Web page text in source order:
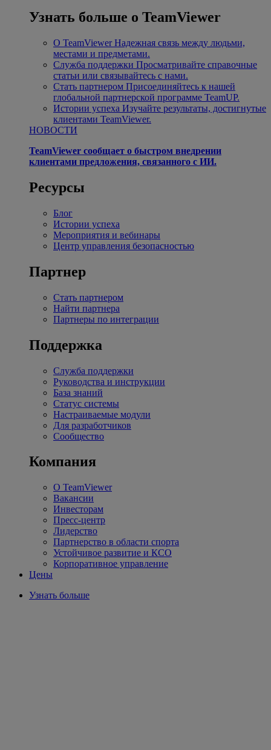
Узнать больше о TeamViewer
О TeamViewer Надежная связь между людьми,
местами и предметами.
Служба поддержки Просматривайте справочные
статьи или связывайтесь с нами.
Стать партнером Присоединяйтесь к нашей
глобальной партнерской программе TeamUP.
Истории успеха Изучайте результаты, достигнутые
клиентами TeamViewer.
НОВОСТИ
TeamViewer сообщает о быстром внедрении
клиентами предложения, связанного с ИИ.
Ресурсы
Блог
Истории успеха
Мероприятия и вебинары
Центр управления безопасностью
Партнер
Стать партнером
Найти партнера
Партнеры по интеграции
Поддержка
Служба поддержки
Руководства и инструкции
База знаний
Статус системы
Настраиваемые модули
Для разработчиков
Сообщество
Компания
О TeamViewer
Вакансии
Инвесторам
Пресс-центр
Лидерство
Партнерство в области спорта
Устойчивое развитие и КСО
Корпоративное управление
Цены
Узнать больше